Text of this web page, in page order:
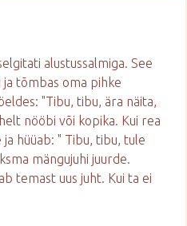
alustussalmiga. See
tõmbas oma pihke
"Tibu, tibu, ära näita,
nööbi või kopika. Kui rea
hüüab: " Tibu, tibu, tule
mängujuhi juurde.
temast uus juht. Kui ta ei